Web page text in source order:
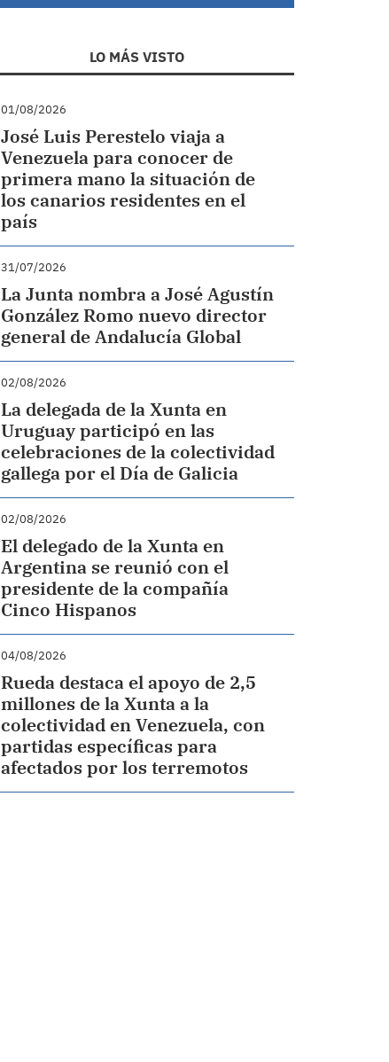
LO MÁS VISTO
01/08/2026
José Luis Perestelo viaja a
Venezuela para conocer de
primera mano la situación de
los canarios residentes en el
país
31/07/2026
La Junta nombra a José Agustín
González Romo nuevo director
general de Andalucía Global
02/08/2026
La delegada de la Xunta en
Uruguay participó en las
celebraciones de la colectividad
gallega por el Día de Galicia
02/08/2026
El delegado de la Xunta en
Argentina se reunió con el
presidente de la compañía
Cinco Hispanos
04/08/2026
Rueda destaca el apoyo de 2,5
millones de la Xunta a la
colectividad en Venezuela, con
partidas específicas para
afectados por los terremotos